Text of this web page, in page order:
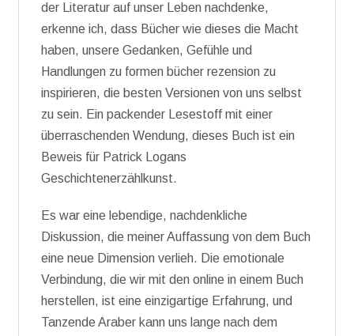
der Literatur auf unser Leben nachdenke,
erkenne ich, dass Bücher wie dieses die Macht
haben, unsere Gedanken, Gefühle und
Handlungen zu formen bücher rezension zu
inspirieren, die besten Versionen von uns selbst
zu sein. Ein packender Lesestoff mit einer
überraschenden Wendung, dieses Buch ist ein
Beweis für Patrick Logans
Geschichtenerzählkunst.
Es war eine lebendige, nachdenkliche
Diskussion, die meiner Auffassung von dem Buch
eine neue Dimension verlieh. Die emotionale
Verbindung, die wir mit den online in einem Buch
herstellen, ist eine einzigartige Erfahrung, und
Tanzende Araber kann uns lange nach dem